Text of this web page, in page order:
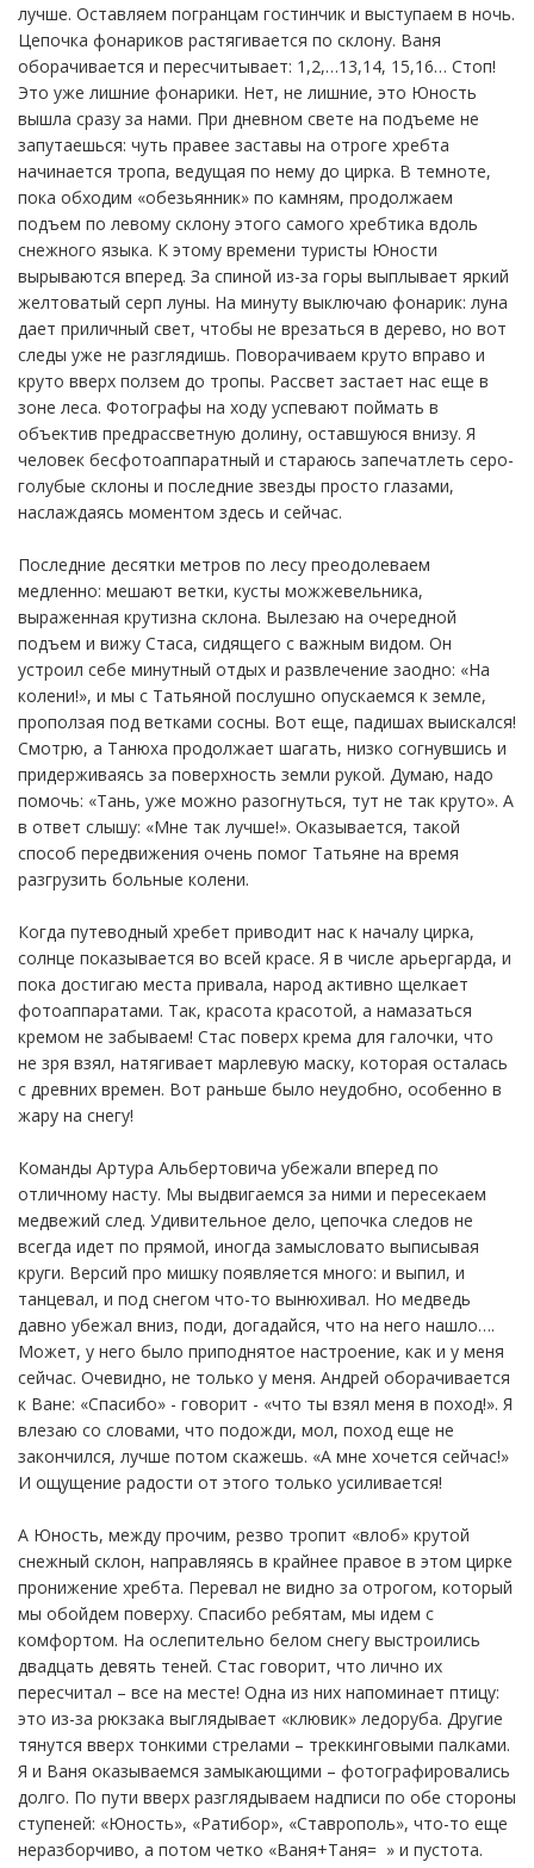
лучше. Оставляем погранцам гостинчик и выступаем в ночь.
Цепочка фонариков растягивается по склону. Ваня
оборачивается и пересчитывает: 1,2,…13,14, 15,16… Стоп!
Это уже лишние фонарики. Нет, не лишние, это Юность
вышла сразу за нами. При дневном свете на подъеме не
запутаешься: чуть правее заставы на отроге хребта
начинается тропа, ведущая по нему до цирка. В темноте,
пока обходим «обезьянник» по камням, продолжаем
подъем по левому склону этого самого хребтика вдоль
снежного языка. К этому времени туристы Юности
вырываются вперед. За спиной из-за горы выплывает яркий
желтоватый серп луны. На минуту выключаю фонарик: луна
дает приличный свет, чтобы не врезаться в дерево, но вот
следы уже не разглядишь. Поворачиваем круто вправо и
круто вверх ползем до тропы. Рассвет застает нас еще в
зоне леса. Фотографы на ходу успевают поймать в
объектив предрассветную долину, оставшуюся внизу. Я
человек бесфотоаппаратный и стараюсь запечатлеть серо-
голубые склоны и последние звезды просто глазами,
наслаждаясь моментом здесь и сейчас.
Последние десятки метров по лесу преодолеваем
медленно: мешают ветки, кусты можжевельника,
выраженная крутизна склона. Вылезаю на очередной
подъем и вижу Стаса, сидящего с важным видом. Он
устроил себе минутный отдых и развлечение заодно: «На
колени!», и мы с Татьяной послушно опускаемся к земле,
проползая под ветками сосны. Вот еще, падишах выискался!
Смотрю, а Танюха продолжает шагать, низко согнувшись и
придерживаясь за поверхность земли рукой. Думаю, надо
помочь: «Тань, уже можно разогнуться, тут не так круто». А
в ответ слышу: «Мне так лучше!». Оказывается, такой
способ передвижения очень помог Татьяне на время
разгрузить больные колени.
Когда путеводный хребет приводит нас к началу цирка,
солнце показывается во всей красе. Я в числе арьергарда, и
пока достигаю места привала, народ активно щелкает
фотоаппаратами. Так, красота красотой, а намазаться
кремом не забываем! Стас поверх крема для галочки, что
не зря взял, натягивает марлевую маску, которая осталась
с древних времен. Вот раньше было неудобно, особенно в
жару на снегу!
Команды Артура Альбертовича убежали вперед по
отличному насту. Мы выдвигаемся за ними и пересекаем
медвежий след. Удивительное дело, цепочка следов не
всегда идет по прямой, иногда замысловато выписывая
круги. Версий про мишку появляется много: и выпил, и
танцевал, и под снегом что-то вынюхивал. Но медведь
давно убежал вниз, поди, догадайся, что на него нашло….
Может, у него было приподнятое настроение, как и у меня
сейчас. Очевидно, не только у меня. Андрей оборачивается
к Ване: «Спасибо» - говорит - «что ты взял меня в поход!». Я
влезаю со словами, что подожди, мол, поход еще не
закончился, лучше потом скажешь. «А мне хочется сейчас!»
И ощущение радости от этого только усиливается!
А Юность, между прочим, резво тропит «влоб» крутой
снежный склон, направляясь в крайнее правое в этом цирке
пронижение хребта. Перевал не видно за отрогом, который
мы обойдем поверху. Спасибо ребятам, мы идем с
комфортом. На ослепительно белом снегу выстроились
двадцать девять теней. Стас говорит, что лично их
пересчитал – все на месте! Одна из них напоминает птицу:
это из-за рюкзака выглядывает «клювик» ледоруба. Другие
тянутся вверх тонкими стрелами – треккинговыми палками.
Я и Ваня оказываемся замыкающими – фотографировались
долго. По пути вверх разглядываем надписи по обе стороны
ступеней: «Юность», «Ратибор», «Ставрополь», что-то еще
неразборчиво, а потом четко «Ваня+Таня= » и пустота.